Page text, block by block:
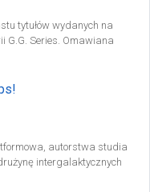
tytułów wydanych na
G.G. Series. Omawiana
autorstwa studia
intergalaktycznych